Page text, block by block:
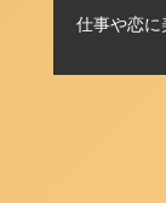
仕事や恋に